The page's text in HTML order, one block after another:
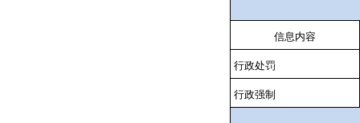
信息内容
行政处罚
行政强制